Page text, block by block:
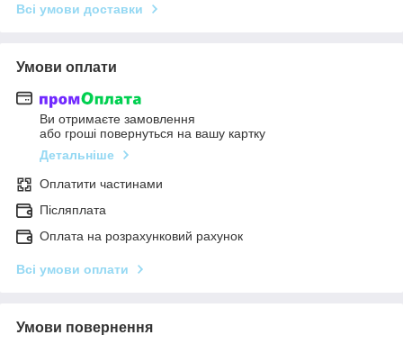
Всі умови доставки
Умови оплати
Ви отримаєте замовлення
або гроші повернуться на вашу картку
Детальніше
Оплатити частинами
Післяплата
Оплата на розрахунковий рахунок
Всі умови оплати
Умови повернення